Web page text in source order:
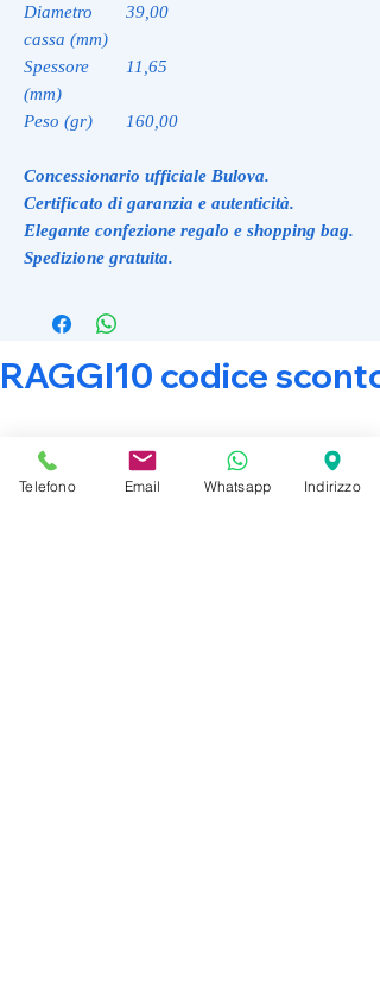
Diametro
cassa (mm)
39,00
Spessore
(mm)
11,65
Peso (gr) 160,00
Concessionario ufficiale Bulova.
Certificato di garanzia e autenticità.
Elegante confezione regalo e shopping bag.
Spedizione gratuita.
RAGGI10 codice
Prodotti correlati
Telefono Email Whatsapp Indirizzo